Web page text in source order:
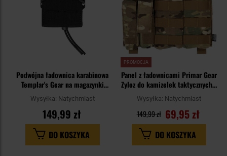
Podwójna ładownica karabinowa
Templar's Gear na magazynki
AR/AK Rifle Pouch - Black
Wysyłka: Natychmiast
149,99 zł
DO KOSZYKA
PROMOCJA
Panel z ładownicami Primar Gear
Zyloz do kamizelek taktycznych -
MultiCam
Wysyłka: Natychmiast
69,95 zł
149,99 zł
DO KOSZYKA